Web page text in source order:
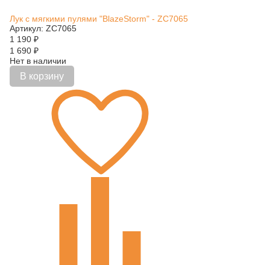
Лук с мягкими пулями "BlazeStorm" - ZC7065
Артикул: ZC7065
1 190 ₽
1 690 ₽
Нет в наличии
В корзину